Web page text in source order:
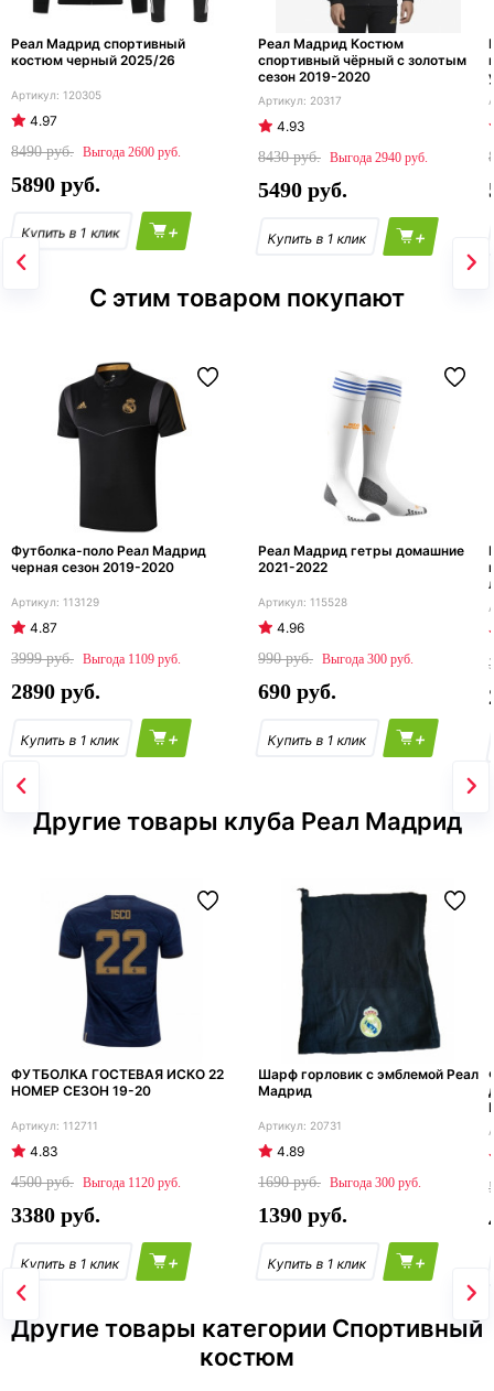
Реал Мадрид спортивный
костюм черный 2025/26
120305
4.97
8490
2600
5890
+
Реал Мадрид Костюм
спортивный чёрный с золотым
сезон 2019-2020
20317
4.93
8430
2940
5490
+
С этим товаром покупают
Футболка-поло Реал Мадрид
черная сезон 2019-2020
113129
4.87
3999
1109
2890
+
Реал Мадрид гетры домашние
2021-2022
115528
4.96
990
300
690
+
Другие товары клуба Реал Мадрид
ФУТБОЛКА ГОСТЕВАЯ ИСКО 22
НОМЕР СЕЗОН 19-20
112711
4.83
4500
1120
3380
+
Шарф горловик с эмблемой Реал
Мадрид
20731
4.89
1690
300
1390
+
Другие товары категории Спортивный
костюм